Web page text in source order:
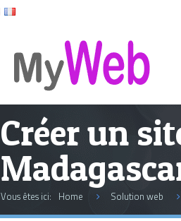
Créer un
Vous êtes ici: Home Solution web